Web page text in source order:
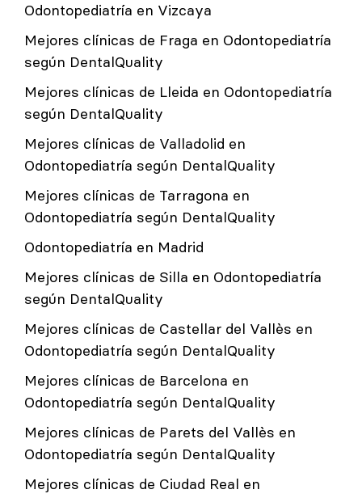
Odontopediatría en Vizcaya
Mejores clínicas de Fraga en Odontopediatría
según DentalQuality
Mejores clínicas de Lleida en Odontopediatría
según DentalQuality
Mejores clínicas de Valladolid en
Odontopediatría según DentalQuality
Mejores clínicas de Tarragona en
Odontopediatría según DentalQuality
Odontopediatría en Madrid
Mejores clínicas de Silla en Odontopediatría
según DentalQuality
Mejores clínicas de Castellar del Vallès en
Odontopediatría según DentalQuality
Mejores clínicas de Barcelona en
Odontopediatría según DentalQuality
Mejores clínicas de Parets del Vallès en
Odontopediatría según DentalQuality
Mejores clínicas de Ciudad Real en